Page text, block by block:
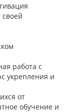
работа с
укрепления и
от
обучение и